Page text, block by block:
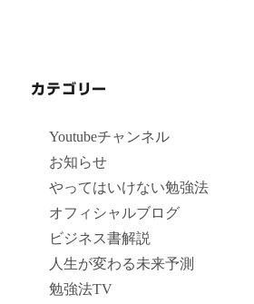
カテゴリー
Youtubeチャンネル
お知らせ
やってはいけない勉強法
オフィシャルブログ
ビジネス書解説
人生が変わる未来予測
勉強法TV